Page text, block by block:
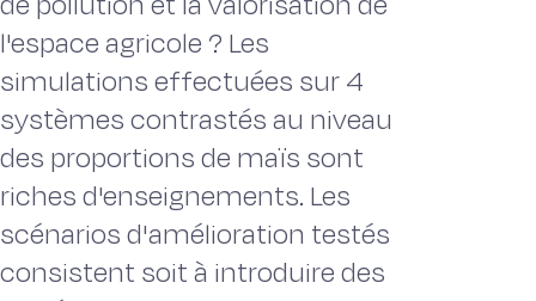
l'espace agricole ? Les
simulations effectuées sur 4
systèmes contrastés au niveau
des proportions de maïs sont
riches d'enseignements. Les
scénarios d'amélioration testés
consistent soit à introduire des